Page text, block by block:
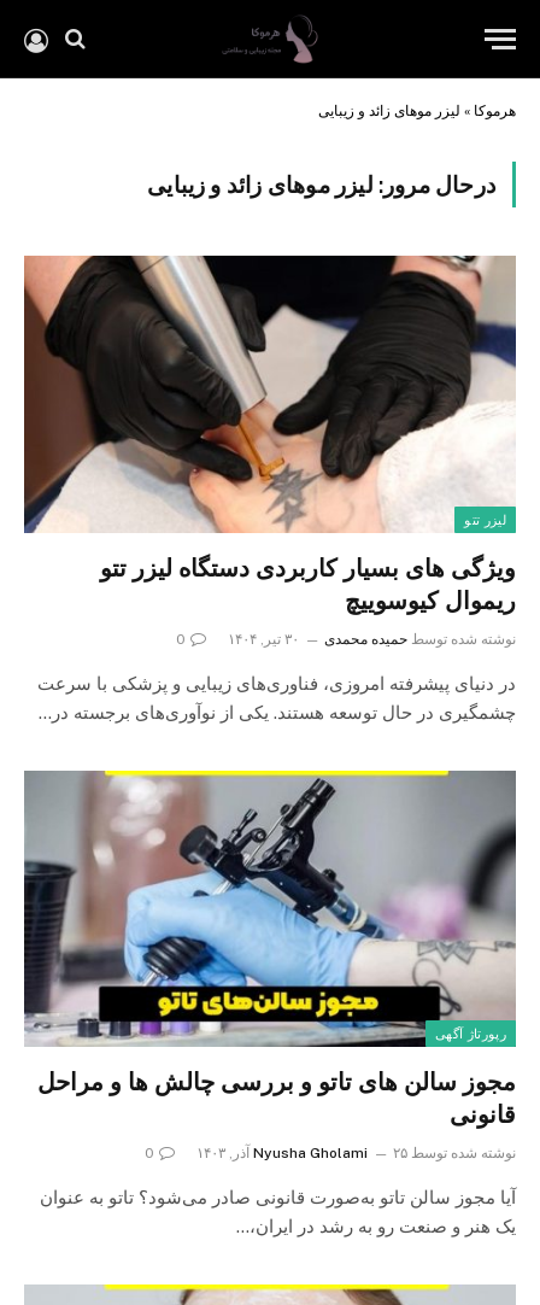
هرموکا » لیزر موهای زائد و زیبایی
درحال مرور: لیزر موهای زائد و زیبایی
لیزر تتو
ویژگی های بسیار کاربردی دستگاه لیزر تتو
ریموال کیوسوییچ
نوشته شده توسط حمیده محمدی ۳۰ تیر, ۱۴۰۴ 0
در دنیای پیشرفته امروزی، فناوری‌های زیبایی و پزشکی با سرعت
چشمگیری در حال توسعه هستند. یکی از نوآوری‌های برجسته در…
رپورتاژ آگهی
مجوز سالن های تاتو و بررسی چالش ها و مراحل
قانونی
نوشته شده توسط Nyusha Gholami ۲۵ آذر, ۱۴۰۳ 0
آیا مجوز سالن تاتو به‌صورت قانونی صادر می‌شود؟ تاتو به عنوان
یک هنر و صنعت رو به رشد در ایران،…